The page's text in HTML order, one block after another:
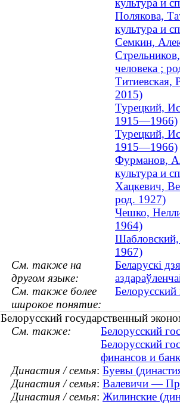
культура и
Полякова,
культура и
Семкин,
человека ;
Титиевская,
2015)
Турецкий,
1915—1966)
Турецкий,
1915—1966)
Фурманов,
культура и
Хацкевич,
род. 1927)
Чешко,
1964)
Шабловский,
1967)
См. также на
другом языке:
Беларускі
См. также более
широкое понятие:
Белорусский государственный
См. также:
Белорусский
Белорусский
финансов и
Династия / семья: Буевы
Династия / семья: Валевичи —
Династия / семья: Жилинские